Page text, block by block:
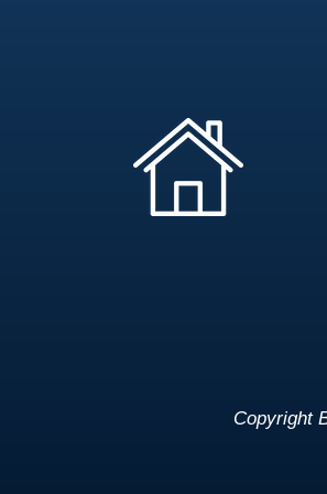
Copyright